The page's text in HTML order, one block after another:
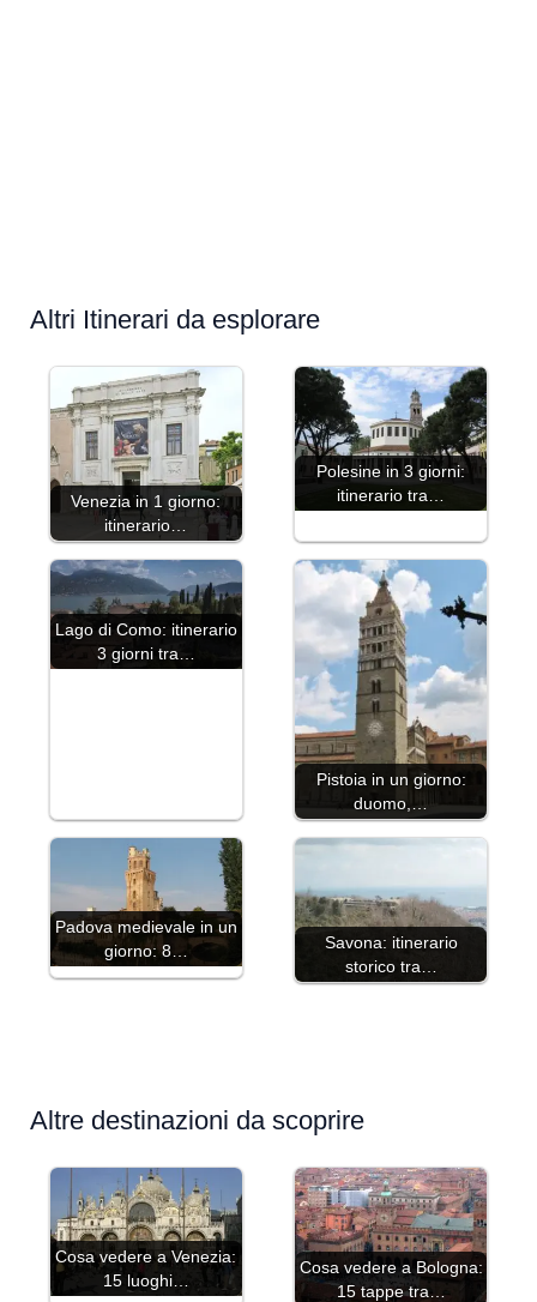
Altri Itinerari da esplorare
Venezia in 1 giorno:
itinerario…
Polesine in 3 giorni:
itinerario tra…
Lago di Como: itinerario
3 giorni tra…
Pistoia in un giorno:
duomo,…
Padova medievale in un
giorno: 8…
Savona: itinerario
storico tra…
Altre destinazioni da scoprire
Cosa vedere a Venezia:
15 luoghi…
Cosa vedere a Bologna:
15 tappe tra…